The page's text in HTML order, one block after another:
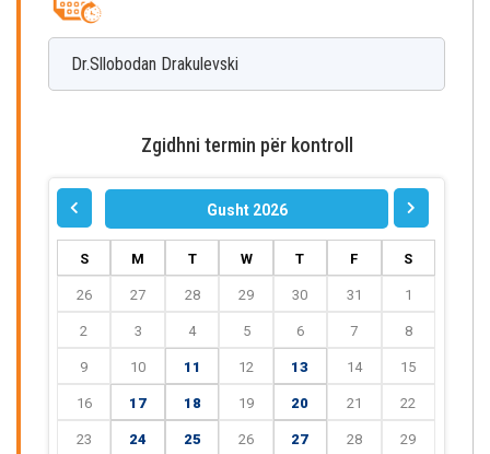
Dr.Sllobodan Drakulevski
Zgidhni termin për kontroll
Gusht 2026
S M T W T F S
26 27 28 29 30 31 1
2 3 4 5 6 7 8
9 10 11 12 13 14 15
16 17 18 19 20 21 22
23 24 25 26 27 28 29